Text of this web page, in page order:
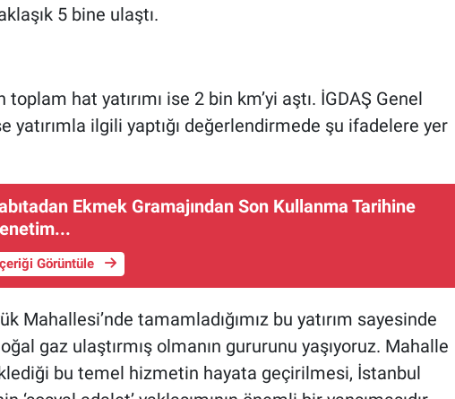
5 bine ulaştı.
toplam hat yatırımı ise 2 bin km’yi aştı. İGDAŞ Genel
yatırımla ilgili yaptığı değerlendirmede şu ifadelere yer
Ekmek Gramajından Son Kullanma Tarihine
Görüntüle
Mahallesi’nde tamamladığımız bu yatırım sayesinde
gaz ulaştırmış olmanın gururunu yaşıyoruz. Mahalle
bu temel hizmetin hayata geçirilmesi, İstanbul